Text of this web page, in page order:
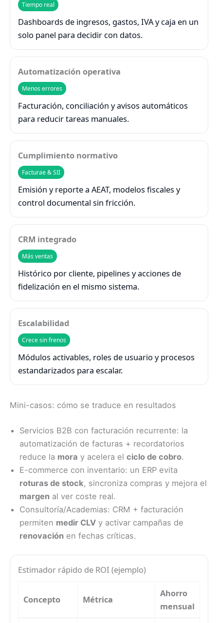
Tiempo real
Dashboards de ingresos, gastos, IVA y caja en un
solo panel para decidir con datos.
Automatización operativa
Menos errores
Facturación, conciliación y avisos automáticos
para reducir tareas manuales.
Cumplimiento normativo
Facturae & SII
Emisión y reporte a AEAT, modelos fiscales y
control documental sin fricción.
CRM integrado
Más ventas
Histórico por cliente, pipelines y acciones de
fidelización en el mismo sistema.
Escalabilidad
Crece sin frenos
Módulos activables, roles de usuario y procesos
estandarizados para escalar.
Mini-casos: cómo se traduce en resultados
Servicios B2B con facturación recurrente: la
automatización de facturas + recordatorios
reduce la mora y acelera el ciclo de cobro.
E-commerce con inventario: un ERP evita
roturas de stock, sincroniza compras y mejora el
margen al ver coste real.
Consultoría/Academias: CRM + facturación
permiten medir CLV y activar campañas de
renovación en fechas críticas.
Estimador rápido de ROI (ejemplo)
Concepto Métrica
Ahorro
mensual